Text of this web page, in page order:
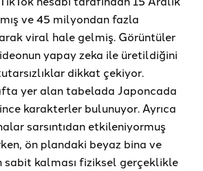
ve 45 milyondan fazla
viral hale gelmiş. Görüntüler
yapay zeka ile üretildiğini
dikkat çekiyor.
yer alan tabelada Japoncada
karakterler bulunuyor. Ayrıca
sarsıntıdan etkileniyormuş
ön plandaki beyaz bina ve
sabit kalması fiziksel gerçeklikle